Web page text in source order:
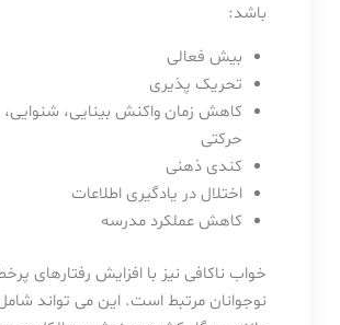
باشد:
بیش فعالی
تحریک پذیری
کاهش زمان واکنش بینایی،
حرکتی
کندی ذهنی
اختلال در یادگیری اطلاعات
کاهش عملکرد مدرسه
خواب ناکافی نیز با افزایش رفتارهای
نوجوانان مرتبط است. این می تواند